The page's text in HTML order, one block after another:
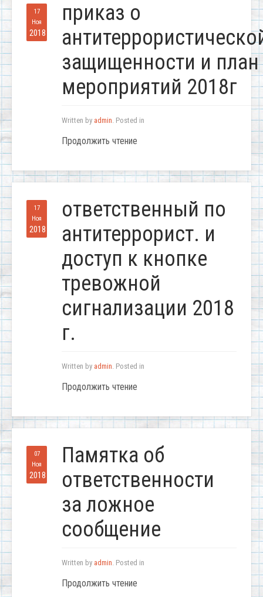
17
Ноя
2018
приказ о
защищенности и план
мероприятий 2018г
Written by admin. Posted in
Продолжить чтение
17
Ноя
2018
ответственный по
антитеррорист. и
доступ к кнопке
тревожной
сигнализации 2018
г.
Written by admin. Posted in
Продолжить чтение
07
Ноя
2018
Памятка об
ответственности
за ложное
сообщение
Written by admin. Posted in
Продолжить чтение